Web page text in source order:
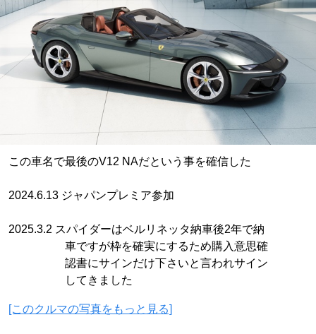
この車名で最後のV12 NAだという事を確信した
2024.6.13 ジャパンプレミア参加
2025.3.2 スパイダーはベルリネッタ納車後2年で納
車ですが枠を確実にするため購入意思確
認書にサインだけ下さいと言われサイン
してきました
[このクルマの写真をもっと見る]